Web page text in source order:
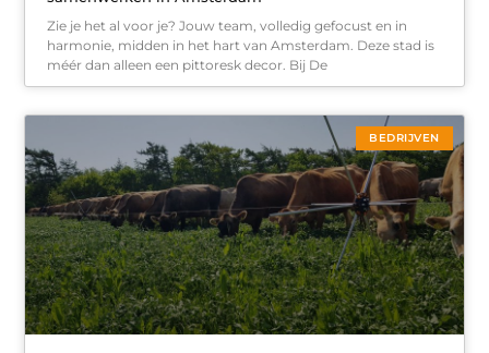
Zie je het al voor je? Jouw team, volledig gefocust en in
harmonie, midden in het hart van Amsterdam. Deze stad is
méér dan alleen een pittoresk decor. Bij De
BEDRIJVEN